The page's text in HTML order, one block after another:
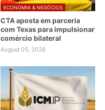
ECONOMIA & NEGÓCIOS
CTA aposta em parceria
com Texas para impulsionar
comércio bilateral
August 05, 2026